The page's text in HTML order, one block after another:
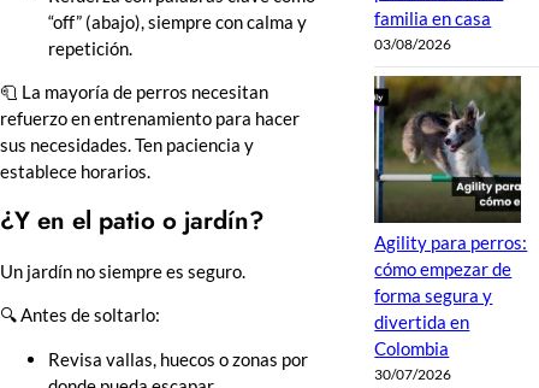
“off” (abajo), siempre con calma y
repetición.
🧻 La mayoría de perros necesitan
refuerzo en entrenamiento para hacer
sus necesidades. Ten paciencia y
establece horarios.
¿Y en el patio o jardín?
Un jardín no siempre es seguro.
🔍 Antes de soltarlo:
Revisa vallas, huecos o zonas por
familia en casa
03/08/2026
Agility para perros:
cómo empezar de
forma segura y
divertida en
Colombia
30/07/2026